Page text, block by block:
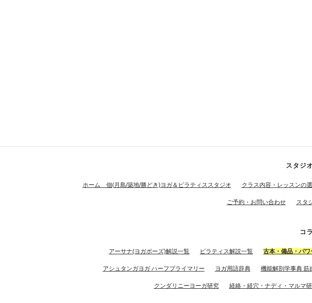
スタジ
ホーム 佃(月島/築地/勝どき)ヨガ＆ピラティススタジオ クラス内容・レッスンの
ご予約・お問い合わせ スタ
コ
アーサナ(ヨガポーズ)解説一覧 ピラティス解説一覧 古本・備品・パ
アシュタンガヨガ ハーフプライマリー ヨガ用語辞典 機能解剖学事典 筋
クンダリニーヨーガ研究 経絡・経穴・ナディ・マルマ